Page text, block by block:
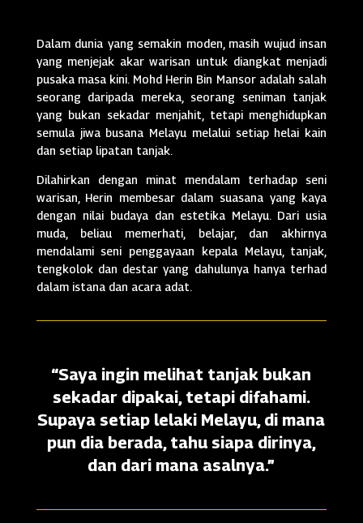
Dalam dunia yang semakin moden, masih wujud insan
yang menjejak akar warisan untuk diangkat menjadi
pusaka masa kini. Mohd Herin Bin Mansor adalah salah
seorang daripada mereka, seorang seniman tanjak
yang bukan sekadar menjahit, tetapi menghidupkan
semula jiwa busana Melayu melalui setiap helai kain
dan setiap lipatan tanjak.
Dilahirkan dengan minat mendalam terhadap seni
warisan, Herin membesar dalam suasana yang kaya
dengan nilai budaya dan estetika Melayu. Dari usia
muda, beliau memerhati, belajar, dan akhirnya
mendalami seni penggayaan kepala Melayu, tanjak,
tengkolok dan destar yang dahulunya hanya terhad
dalam istana dan acara adat.
“Saya ingin melihat tanjak bukan
sekadar dipakai, tetapi difahami.
Supaya setiap lelaki Melayu, di mana
pun dia berada, tahu siapa dirinya,
dan dari mana asalnya.”